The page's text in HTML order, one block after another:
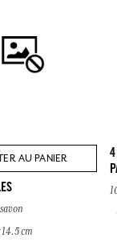
AU PANIER
14.5 cm
4